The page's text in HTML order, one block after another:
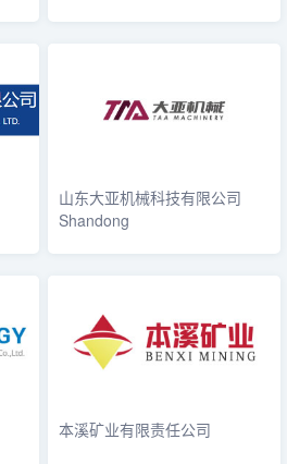
山东大亚机械科技有限公司
Shandong
本溪矿业有限责任公司